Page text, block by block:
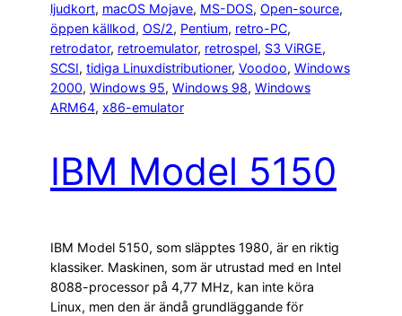
ljudkort, macOS Mojave, MS-DOS, Open-source
öppen källkod, OS/2, Pentium, retro-PC
retrodator, retroemulator, retrospel, S3 ViRGE
SCSI, tidiga Linuxdistributioner, Voodoo, Windows
2000, Windows 95, Windows 98, Windows
ARM64, x86-emulator
IBM Model 5150
IBM Model 5150, som släpptes 1980, är en riktig
klassiker. Maskinen, som är utrustad med en Intel
8088-processor på 4,77 MHz, kan inte köra
Linux, men den är ändå grundläggande för